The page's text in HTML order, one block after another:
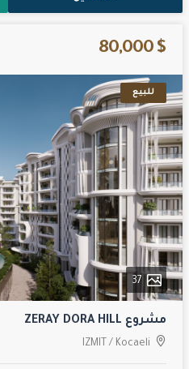
$ 80,000
للبيع
37
مشروع ZERAY DORA HILL
IZMIT / Kocaeli